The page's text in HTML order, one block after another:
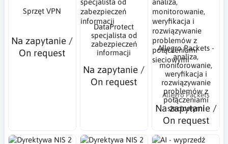
Sprzęt VPN
Na zapytanie /
On request
DataProtect
specjalista od
zabezpieczeń
informacji
Na zapytanie /
On request
Allegro Packets -
analiza,
monitorowanie,
weryfikacja i
rozwiązywanie
problemów z
połączeniami
sieciowymi
Allegro Packets
Na zapytanie /
On request